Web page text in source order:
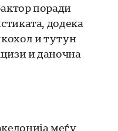
поради
додека
и тутун
и даночна
меѓу